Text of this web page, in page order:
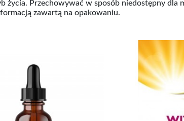
życia. Przechowywać w sposób niedostępny dla
zawartą na opakowaniu.